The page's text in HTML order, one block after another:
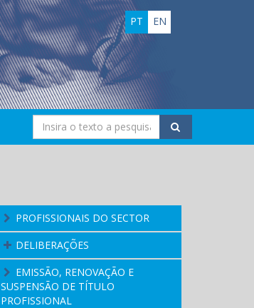
EN
PT
PROFISSIONAIS DO SECTOR
DELIBERAÇÕES
EMISSÃO, RENOVAÇÃO E
SUSPENSÃO DE TÍTULO
PROFISSIONAL